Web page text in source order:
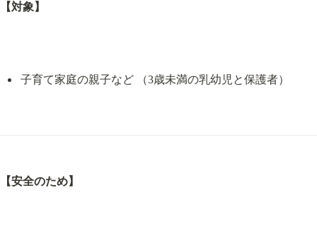
【対象】
子育て家庭の親子など （3歳未満の乳幼児と保護者）
【安全のため】